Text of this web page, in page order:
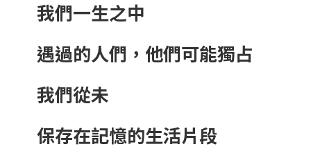
我們一生之中
遇過的人們，他們可能獨占
我們從未
保存在記憶的生活片段